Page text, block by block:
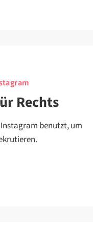
Rechts
benutzt, um